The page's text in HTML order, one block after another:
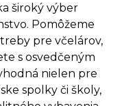
široký výber
Pomôžeme
pre včelárov,
s osvedčeným
nielen pre
spolky či školy,